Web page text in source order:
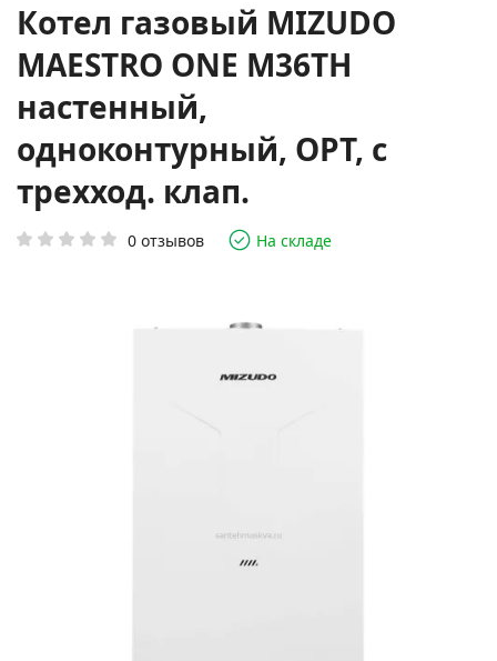
Котел газовый MIZUDO
MAESTRO ONE M36ТH
настенный,
одноконтурный, OPT, с
трехход. клап.
0 отзывов На складе